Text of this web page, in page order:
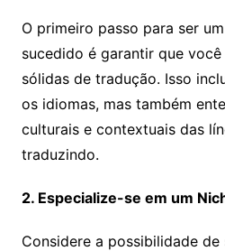
O primeiro passo para ser
sucedido é garantir que
sólidas de tradução. Isso
os idiomas, mas também
culturais e contextuais das
traduzindo.
2. Especialize-se em um
Considere a possibilidade de